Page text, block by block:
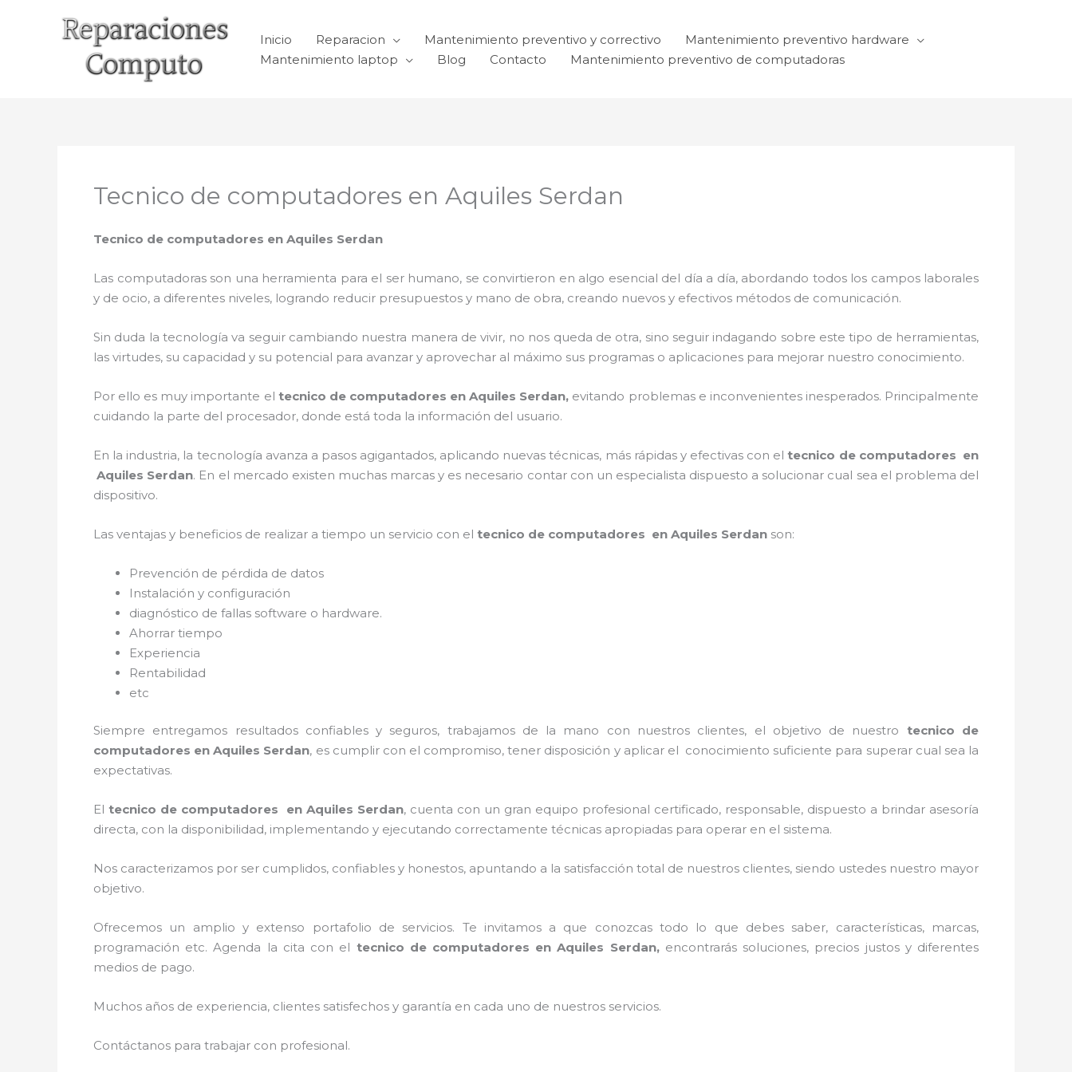
Inicio Reparacion Mantenimiento preventivo y correctivo
Mantenimiento preventivo hardware
Mantenimiento laptop
Blog Contacto Mantenimiento preventivo de computadoras
Tecnico de computadores en Aquiles Serdan
Tecnico de computadores en Aquiles Serdan
Las computadoras son una herramienta para el ser humano, se convirtieron en algo esencial del día a día, abordando todos los campos laborales
y de ocio, a diferentes niveles, logrando reducir presupuestos y mano de obra, creando nuevos y efectivos métodos de comunicación.
Sin duda la tecnología va seguir cambiando nuestra manera de vivir, no nos queda de otra, sino seguir indagando sobre este tipo de herramientas,
las virtudes, su capacidad y su potencial para avanzar y aprovechar al máximo sus programas o aplicaciones para mejorar nuestro conocimiento.
Por ello es muy importante el tecnico de computadores en Aquiles Serdan, evitando problemas e inconvenientes inesperados. Principalmente
cuidando la parte del procesador, donde está toda la información del usuario.
En la industria, la tecnología avanza a pasos agigantados, aplicando nuevas técnicas, más rápidas y efectivas con eltecnico de computadores en
Aquiles Serdan. En el mercado existen muchas marcas y es necesario contar con un especialista dispuesto a solucionar cual sea el problema del
dispositivo.
Las ventajas y beneficios de realizar a tiempo un servicio con el tecnico de computadores en Aquiles Serdan son:
Prevención de pérdida de datos
Instalación y configuración
diagnóstico de fallas software o hardware.
Ahorrar tiempo
Experiencia
Rentabilidad
etc
Siempre entregamos resultados confiables y seguros, trabajamos de la mano con nuestros clientes, el objetivo de nuestro tecnico de
computadores en Aquiles Serdan, es cumplir con el compromiso, tener disposición y aplicar el conocimiento suficiente para superar cual sea la
expectativas.
El tecnico de computadores en Aquiles Serdan, cuenta con un gran equipo profesional certificado, responsable, dispuesto a brindar asesoría
directa, con la disponibilidad, implementando y ejecutando correctamente técnicas apropiadas para operar en el sistema.
Nos caracterizamos por ser cumplidos, confiables y honestos, apuntando a la satisfacción total de nuestros clientes, siendo ustedes nuestro mayor
objetivo.
Ofrecemos un amplio y extenso portafolio de servicios. Te invitamos a que conozcas todo lo que debes saber, características, marcas,
programación etc. Agenda la cita con el tecnico de computadores en Aquiles Serdan, encontrarás soluciones, precios justos y diferentes
medios de pago.
Muchos años de experiencia, clientes satisfechos y garantía en cada uno de nuestros servicios.
Contáctanos para trabajar con profesional.